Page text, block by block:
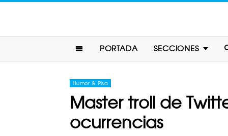
PORTADA SECCIONES
Humor & Risa
Master troll de
ocurrencias